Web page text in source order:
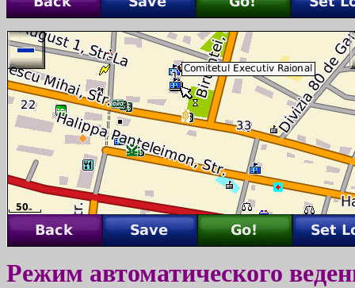
Режим автоматического